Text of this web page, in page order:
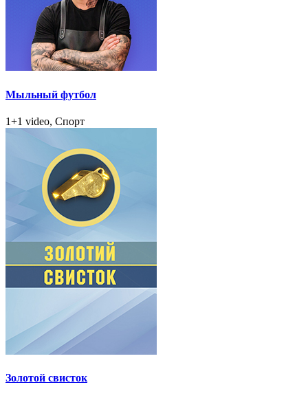
Мыльный футбол
1+1 video, Спорт
Золотой свисток